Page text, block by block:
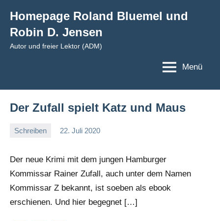
Inhalt
springen
Homepage Roland Bluemel und
Robin D. Jensen
Autor und freier Lektor (ADM)
Menü
Der Zufall spielt Katz und Maus
Schreiben 22. Juli 2020
Der neue Krimi mit dem jungen Hamburger
Kommissar Rainer Zufall, auch unter dem Namen
Kommissar Z bekannt, ist soeben als ebook
erschienen. Und hier begegnet […]